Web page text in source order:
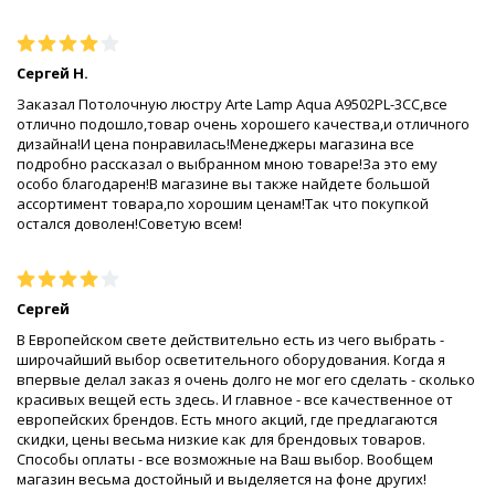
Сергей Н.
Заказал Потолочную люстру Arte Lamp Aqua A9502PL-3CC,все
отлично подошло,товар очень хорошего качества,и отличного
дизайна!И цена понравилась!Менеджеры магазина все
подробно рассказал о выбранном мною товаре!За это ему
особо благодарен!В магазине вы также найдете большой
ассортимент товара,по хорошим ценам!Так что покупкой
остался доволен!Советую всем!
Сергей
В Европейском свете действительно есть из чего выбрать -
широчайший выбор осветительного оборудования. Когда я
впервые делал заказ я очень долго не мог его сделать - сколько
красивых вещей есть здесь. И главное - все качественное от
европейских брендов. Есть много акций, где предлагаются
скидки, цены весьма низкие как для брендовых товаров.
Способы оплаты - все возможные на Ваш выбор. Вообщем
магазин весьма достойный и выделяется на фоне других!